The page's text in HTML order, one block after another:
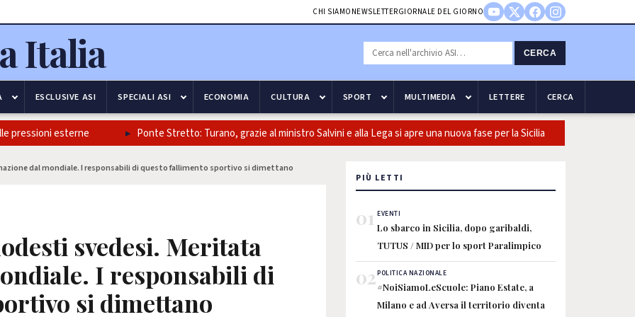
CHI SIAMO NEWSLETTERGIORNALE DEL GIORNO
CERCA
ESCLUSIVE ASI SPECIALI ASI ECONOMIA CULTURA SPORT MULTIMEDIA LETTERE CERCA
esterne Ponte Stretto: Turano, grazie al ministro Salvini e alla Lega si apre una nuova fase per la Sicilia
dal mondiale. I responsabili di questo fallimento sportivo si dimettano
svedesi. Meritata
I responsabili di
si dimettano
PIÙ LETTI
01 EVENTI
Lo sbarco in Sicilia, dopo garibaldi,
TUTUS / MID per lo sport Paralimpico
02POLITICA NAZIONALE
#NoiSiamoLeScuole: Piano Estate, a
Milano e ad Aversa il territorio diventa